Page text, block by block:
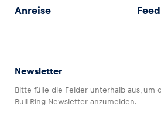
Anreise
Newsletter
Bitte fülle die Felder unterhalb aus, um
Bull Ring Newsletter anzumelden.